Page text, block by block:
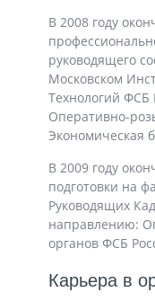
В 2008 году
руководящего
Московском
Технологий
Оперативно-
Экономическая
В 2009 году
подготовки на
Руководящих
направлению:
органов ФСБ
Карьера в